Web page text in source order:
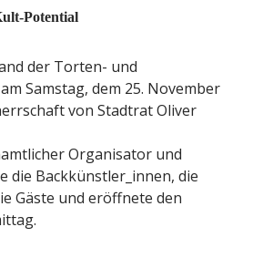
Potential
der Torten- und
Samstag, dem 25. November
von Stadtrat Oliver
Organisator und
die Backkünstler_innen, die
Gäste und eröffnete den